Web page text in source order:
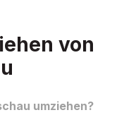
von
umziehen?